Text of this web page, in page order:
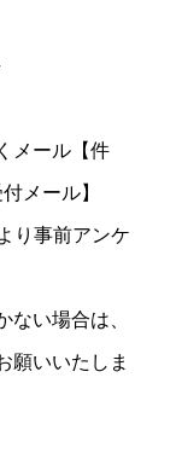
メール【件
メール】
り事前アンケ
い場合は、
願いいたしま